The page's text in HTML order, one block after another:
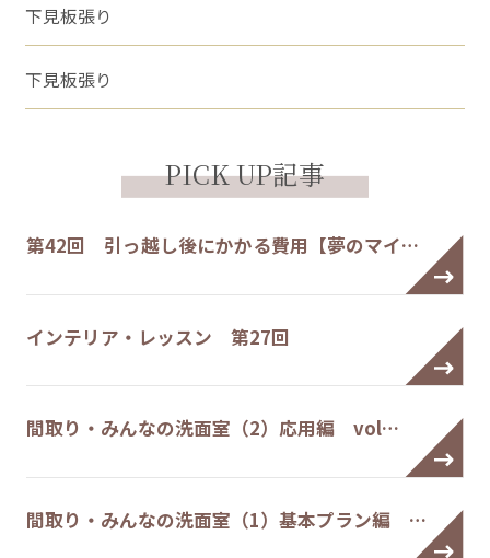
下見板張り
下見板張り
PICK UP記事
第42回 引っ越し後にかかる費用【夢のマイ…
インテリア・レッスン 第27回
間取り・みんなの洗面室（2）応用編 vol…
間取り・みんなの洗面室（1）基本プラン編 …